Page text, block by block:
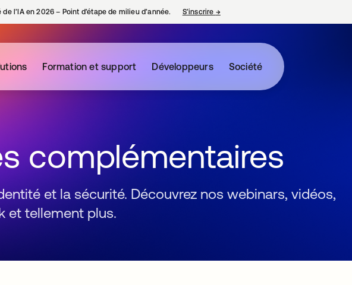
l’IA en 2026 – Point d’étape de milieu d’année. S’inscrire →s’ouvre dans un nouvel onglet
Formation et support Développeurs Société
complémentaires
et la sécurité. Découvrez nos webinars, vidéos,
et tellement plus.